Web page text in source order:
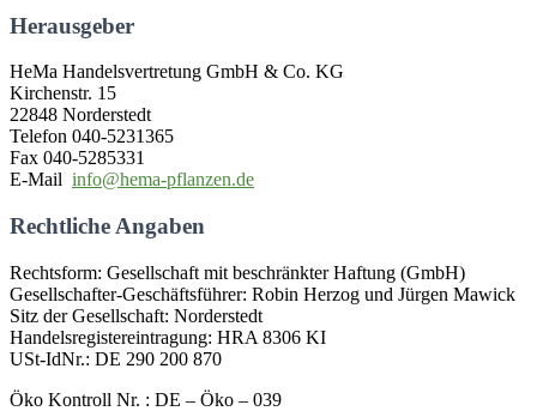
Herausgeber
HeMa Handelsvertretung GmbH & Co. KG
Kirchenstr. 15
22848 Norderstedt
Telefon 040-5231365
Fax 040-5285331
E-Mail info@hema-pflanzen.de
Rechtliche Angaben
Rechtsform: Gesellschaft mit beschränkter Haftung (GmbH)
Gesellschafter-Geschäftsführer: Robin Herzog und Jürgen Mawick
Sitz der Gesellschaft: Norderstedt
Handelsregistereintragung: HRA 8306 KI
USt-IdNr.: DE 290 200 870
Öko Kontroll Nr. : DE – Öko – 039